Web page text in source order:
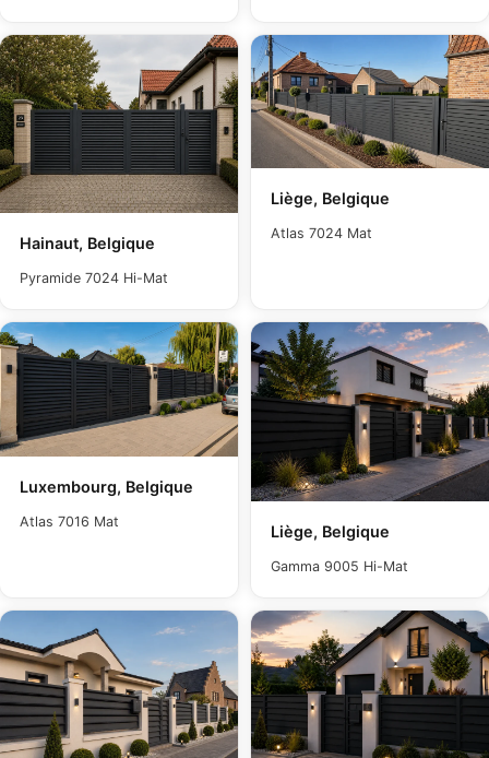
Hainaut, Belgique
Pyramide 7024 Hi-Mat
Liège, Belgique
Atlas 7024 Mat
Luxembourg, Belgique
Atlas 7016 Mat
Liège, Belgique
Gamma 9005 Hi-Mat